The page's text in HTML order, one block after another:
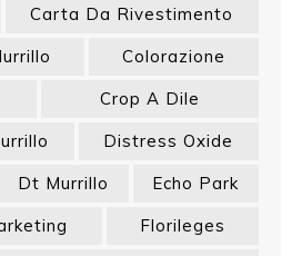
Carta Da Rivestimento
Colorazione
Crop A Dile
Distress Oxide
Dt Murrillo
Echo Park
Florileges